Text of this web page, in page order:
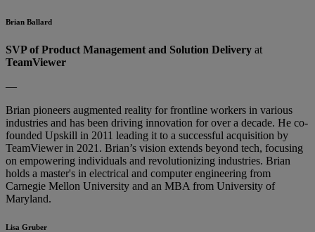
Brian Ballard
SVP of Product Management and Solution Delivery at
TeamViewer
—
Brian pioneers augmented reality for frontline workers in various
industries and has been driving innovation for over a decade. He co-
founded Upskill in 2011 leading it to a successful acquisition by
TeamViewer in 2021. Brian’s vision extends beyond tech, focusing
on empowering individuals and revolutionizing industries. Brian
holds a master's in electrical and computer engineering from
Carnegie Mellon University and an MBA from University of
Maryland.
Lisa Gruber